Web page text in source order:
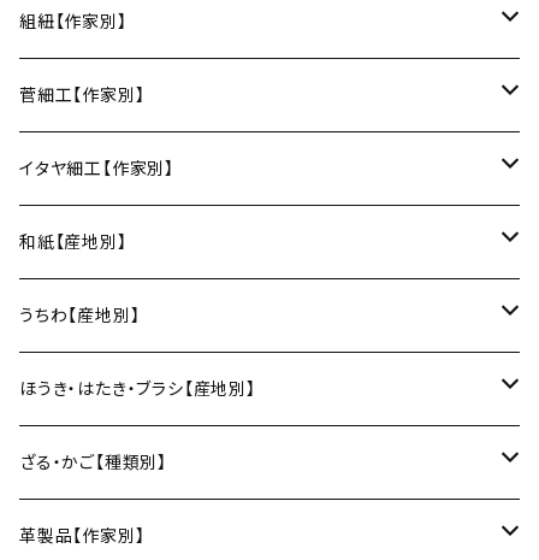
変形皿
お椀
丼
湯呑・カップ
マグカップ
フリーカップ
酒器
ぐい呑み・盃
徳利
片口酒器
蓋物・キャニスター
そば猪口
箸・カトラリー
箸
箸置き
土鍋
鍋敷き・コースター
鍋敷き
Trace Face（瀬戸焼／愛知）
m.m.d.（瀬戸焼／愛知）
LUC DE BOECK（京都）
小山研一（京都）
中村譲司（京都）
俊彦窯（丹波焼／兵庫）
Fuji窯（備前焼／岡山）
仁堂窯 大森宏明（備前焼／岡山）
讃岐石地塗
suosikki（京都）
うるしおいしおはし
erakko（木と漆／京都）
甲斐のぶお工房（竹のカトラリー／大分）
藤本つむぎ工房（上田紬／長野）
巾着袋
ブックカバー
清原遥（テキスタイル／滋賀）
KOMOREBI
朝焼け
藍染屋ほうね（藍染／静岡）
京都のれん（風呂敷／京都）
小風呂敷（約50cm角）
2巾風呂敷（約70cm角）
Sugee textile（国産手ぬぐい）
向井詩織（ブロックプリント／インド）
組紐【作家別】
昇苑くみひも（京都）
リング
ブレスレット
菅細工【作家別】
深江菅細工（大阪）
イタヤ細工【作家別】
角館イタヤ工芸（秋田）
民芸イタヤ工房（秋田）
和紙【産地別】
出雲民藝紙（島根）
多羅富來和紙（愛媛）
八尾和紙（富山）
美濃和紙（岐阜）
うちわ【産地別】
房州うちわ（千葉）
水うちわ（岐阜）
ほうき・はたき・ブラシ【産地別】
松本箒（長野）
棕櫚箒（和歌山）
ざる・かご【種類別】
盆ざる
革製品【作家別】